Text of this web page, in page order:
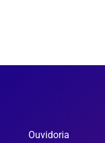
Ouvidoria